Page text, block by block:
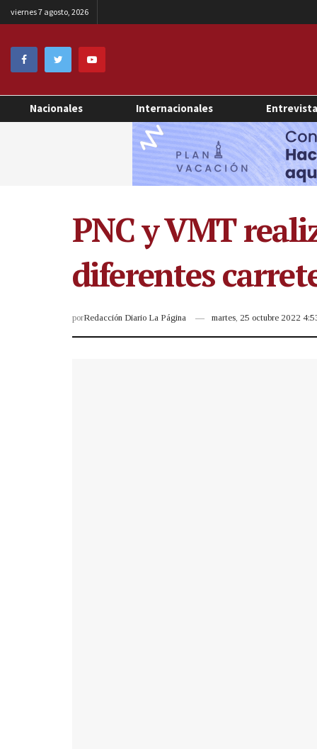
viernes 7 agosto, 2026
Nacionales Internacionales
PNC y VMT
diferentes
porRedacción Diario La Página martes, 25 octubre 2022